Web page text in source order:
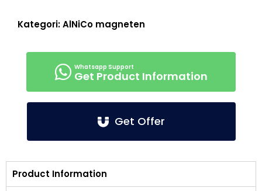
Kategori:AlNiCo magneten
Get Product Information
Get Offer
Product Information